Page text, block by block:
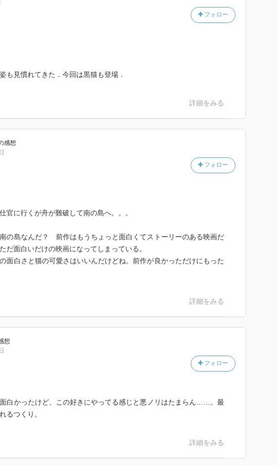
フォロー
も見慣れてきた．今回は黒猫も登場．
詳細をみる
感想
フォロー
官に行くが舟が難破して南の島へ。。。
の島なんだ？ 前作はもうちょっと面白くてストーリーのある映画だ
だ面白いだけの映画になってしまっている。
面白さと猫の可愛さはいいんだけどね。前作が良かっただけにもった
詳細をみる
想
フォロー
白かったけど、この好きにやってる感じと悪ノリはたまらん……。最
るつくり。
詳細をみる